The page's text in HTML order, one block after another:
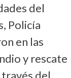
del
Policía
en las
y rescate
del